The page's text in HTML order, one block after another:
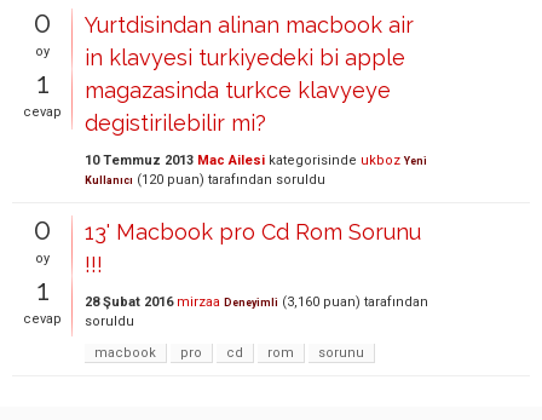
0
oy
1
cevap
Yurtdisindan alinan macbook air
in klavyesi turkiyedeki bi apple
magazasinda turkce klavyeye
degistirilebilir mi?
10 Temmuz 2013 Mac Ailesi kategorisinde ukboz Yeni
Kullanıcı (120 puan) tarafından soruldu
0
oy
1
cevap
13' Macbook pro Cd Rom Sorunu
!!!
28 Şubat 2016 mirzaa Deneyimli (3,160 puan) tarafından
soruldu
macbook
pro cd rom sorunu